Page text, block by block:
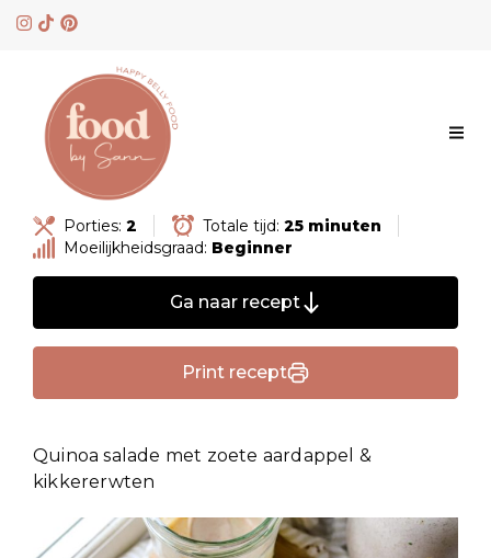
Skip
Porties: 2 Totale tijd: 25 minuten
Moeilijkheidsgraad: Beginner
Ga naar recept
Print recept
Quinoa salade met zoete aardappel &
kikkererwten